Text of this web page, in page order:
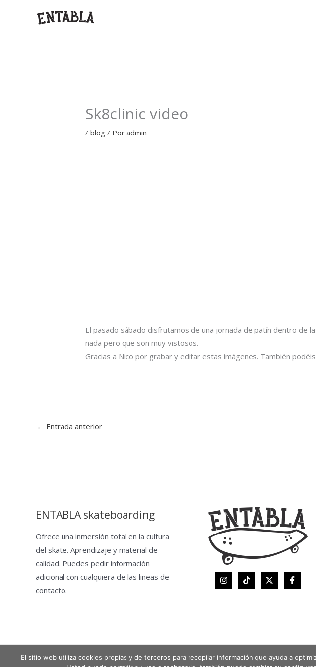
contenido
Sk8clinic video
/blog / Poradmin
El pasado sábado disfrutamos de una jornada de patín dentro de
nada pero que son muy vistosos.
Gracias a Nico por grabar y editar estas imágenes. También
← Entrada anterior
ENTABLA skateboarding
Ofrece una inmersión total en la cultura
del skate. Aprendizaje y material de
calidad. Puedes pedir información
adicional con cualquiera de las lineas de
contacto.
Copyright © 2026 Entabla Clases de skate en Madrid
El sitio web utiliza cookies propias y de terceros para recopilar información que ayuda a